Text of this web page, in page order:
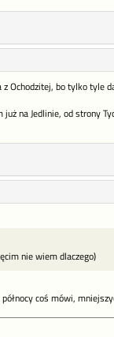
Ochodzitej, bo tylko tyle
już na Jedlinie, od strony
nie wiem dlaczego)
coś mówi,